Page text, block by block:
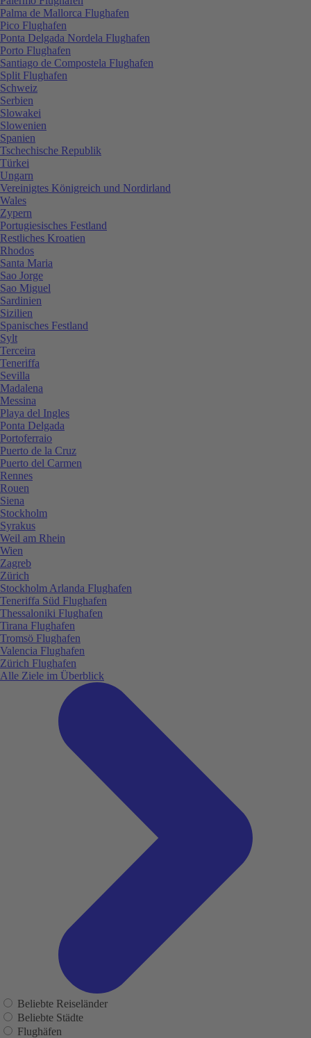
Palma de Mallorca Flughafen
Pico Flughafen
Ponta Delgada Nordela Flughafen
Porto Flughafen
Santiago de Compostela Flughafen
Split Flughafen
Schweiz
Serbien
Slowakei
Slowenien
Spanien
Tschechische Republik
Türkei
Ungarn
Vereinigtes Königreich und Nordirland
Wales
Zypern
Portugiesisches Festland
Restliches Kroatien
Rhodos
Santa Maria
Sao Jorge
Sao Miguel
Sardinien
Sizilien
Spanisches Festland
Sylt
Terceira
Teneriffa
Sevilla
Madalena
Messina
Playa del Ingles
Ponta Delgada
Portoferraio
Puerto de la Cruz
Puerto del Carmen
Rennes
Rouen
Siena
Stockholm
Syrakus
Weil am Rhein
Wien
Zagreb
Zürich
Stockholm Arlanda Flughafen
Teneriffa Süd Flughafen
Thessaloniki Flughafen
Tirana Flughafen
Tromsö Flughafen
Valencia Flughafen
Zürich Flughafen
Alle Ziele im Überblick
Beliebte Reiseländer
Beliebte Städte
Flughäfen